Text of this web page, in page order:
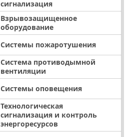
сигнализация
Взрывозащищенное
оборудование
Системы пожаротушения
Система противодымной
вентиляции
Системы оповещения
Технологическая
сигнализация и контроль
энергоресурсов